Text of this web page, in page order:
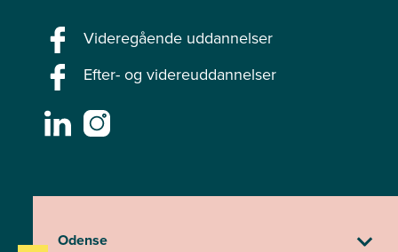
Videregående uddannelser
Efter- og videreuddannelser
Odense